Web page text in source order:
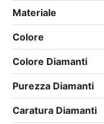
Materiale
Colore
Colore Diamanti
Purezza Diamanti
Caratura Diamanti